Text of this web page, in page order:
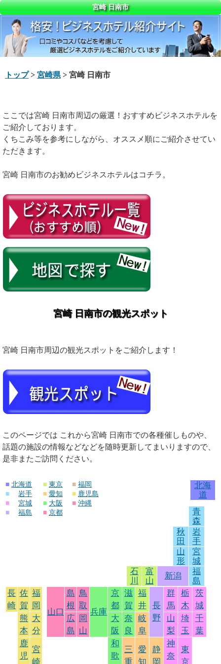
宮崎 日南市
トップ> 宮崎県 > 宮崎 日南市
ここでは宮崎 日南市周辺の厳選！おすすめビジネスホテルを
ご紹介しております。
くちこみ等を参考にしながら、オススメ順にご紹介させてい
ただきます。
宮崎 日南市のお勧めビジネスホテルはコチラ。
宮崎 日南市の観光スポット
宮崎 日南市周辺の観光スポットをご紹介します！
このページでは これから宮崎 日南市での各種催しものや、
話題の施設の情報などなどを随時更新してまいりますので、
是非またご訪問ください。
■ 北海道
■
岩手
■
宮城
■
福島
■ 東京
■ 愛知
■ 大阪
■ 京都
■ 福岡
■ 鹿児島
■ 沖縄
北海
道
青
森
秋
田
岩
手
山
形
宮
城
石
川
富
山
新潟
福
島
長
崎
佐
賀
福
岡
山口
島
根
鳥
取
兵庫
京
都
滋
賀
福
井
長
野
群
馬
栃
木
茨
城
熊
本
大
分
広
島
岡
山
大
阪
奈
良
岐
阜
山
梨
埼
玉
千
葉
鹿
児
宮
崎
和
歌
三
重
愛
知
静
岡
神
奈
東
京